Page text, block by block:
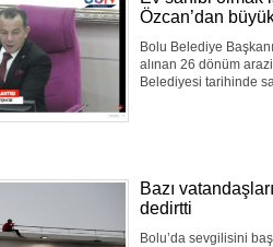
Özcan’dan
Bolu Belediye
alınan 26 dönüm
Belediyesi tarihinde
Bazı
dedirtti
Bolu’da sevgilisini